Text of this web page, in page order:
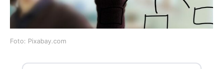
Foto: Pixabay.com